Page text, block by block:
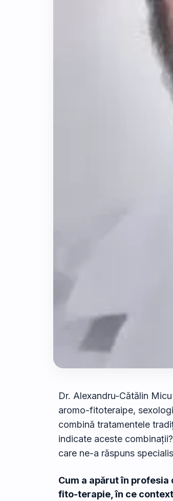
Dr. Alexandru-Cătălin
aromo-fitoteraipe,
combină tratamentele
indicate aceste
care ne-a răspuns
Cum a apărut în
fito-terapie, în ce